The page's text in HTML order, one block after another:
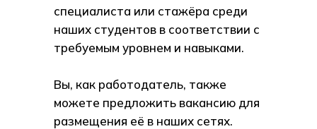
специалиста или стажёра среди
наших студентов в соответствии с
требуемым уровнем и навыками.
Вы, как работодатель, также
можете предложить вакансию для
размещения её в наших сетях.